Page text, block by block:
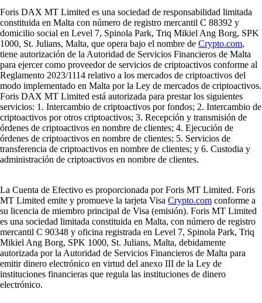
Foris DAX MT Limited es una sociedad de responsabilidad limitada
constituida en Malta con número de registro mercantil C 88392 y
domicilio social en Level 7, Spinola Park, Triq Mikiel Ang Borg, SPK
1000, St. Julians, Malta, que opera bajo el nombre de Crypto.com,
tiene autorización de la Autoridad de Servicios Financieros de Malta
para ejercer como proveedor de servicios de criptoactivos conforme al
Reglamento 2023/1114 relativo a los mercados de criptoactivos del
modo implementado en Malta por la Ley de mercados de criptoactivos.
Foris DAX MT Limited está autorizada para prestar los siguientes
servicios: 1. Intercambio de criptoactivos por fondos; 2. Intercambio de
criptoactivos por otros criptoactivos; 3. Recepción y transmisión de
órdenes de criptoactivos en nombre de clientes; 4. Ejecución de
órdenes de criptoactivos en nombre de clientes; 5. Servicios de
transferencia de criptoactivos en nombre de clientes; y 6. Custodia y
administración de criptoactivos en nombre de clientes.
La Cuenta de Efectivo es proporcionada por Foris MT Limited. Foris
MT Limited emite y promueve la tarjeta Visa Crypto.com conforme a
su licencia de miembro principal de Visa (emisión). Foris MT Limited
es una sociedad limitada constituida en Malta, con número de registro
mercantil C 90348 y oficina registrada en Level 7, Spinola Park, Triq
Mikiel Ang Borg, SPK 1000, St. Julians, Malta, debidamente
autorizada por la Autoridad de Servicios Financieros de Malta para
emitir dinero electrónico en virtud del anexo III de la Ley de
instituciones financieras que regula las instituciones de dinero
electrónico.